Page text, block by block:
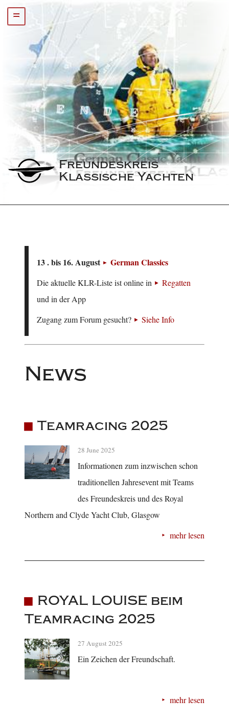
=
Freundeskreis
Klassische Yachten
13 . bis 16. August German Classics
Die aktuelle KLR-Liste ist online in
Regatten
und in der App
Zugang zum Forum gesucht?
Siehe Info
News
Teamracing 2025
28 June 2025
Informationen zum inzwischen schon
traditionellen Jahresevent mit Teams
des Freundeskreis und des Royal
Northern and Clyde Yacht Club, Glasgow
mehr lesen
ROYAL LOUISE beim
Teamracing 2025
27 August 2025
Ein Zeichen der Freundschaft.
mehr lesen